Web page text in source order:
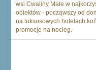
wsi Cwaliny Małe w
obiektów - począwszy od
na luksusowych hotelach
promocje na nocleg.